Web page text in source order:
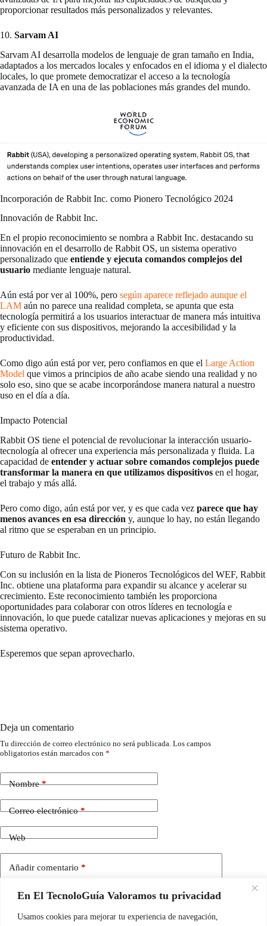
En El TecnoloGuía Valoramos tu privacidad
Usamos cookies para mejorar tu experiencia de navegación,
proporcionar resultados más personalizados y relevantes.
10. Sarvam AI
Sarvam AI desarrolla modelos de lenguaje de gran tamaño en India,
adaptados a los mercados locales y enfocados en el idioma y el dialecto
locales, lo que promete democratizar el acceso a la tecnología
avanzada de IA en una de las poblaciones más grandes del mundo.
Incorporación de Rabbit Inc. como Pionero Tecnológico 2024
Innovación de Rabbit Inc.
En el propio reconocimiento se nombra a Rabbit Inc. destacando su
innovación en el desarrollo de Rabbit OS, un sistema operativo
personalizado que entiende y ejecuta comandos complejos del
usuario mediante lenguaje natural.
Aún está por ver al 100%, pero según aparece reflejado aunque el
LAM aún no parece una realidad completa, se apunta que esta
tecnología permitirá a los usuarios interactuar de manera más intuitiva
y eficiente con sus dispositivos, mejorando la accesibilidad y la
productividad.
Como digo aún está por ver, pero confiamos en que el Large Action
Model que vimos a principios de año acabe siendo una realidad y no
solo eso, sino que se acabe incorporándose manera natural a nuestro
uso en el día a día.
Impacto Potencial
Rabbit OS tiene el potencial de revolucionar la interacción usuario-
tecnología al ofrecer una experiencia más personalizada y fluida. La
capacidad de entender y actuar sobre comandos complejos puede
transformar la manera en que utilizamos dispositivos en el hogar,
el trabajo y más allá.
Pero como digo, aún está por ver, y es que cada vez parece que hay
menos avances en esa dirección y, aunque lo hay, no están llegando
al ritmo que se esperaban en un principio.
Futuro de Rabbit Inc.
Con su inclusión en la lista de Pioneros Tecnológicos del WEF, Rabbit
Inc. obtiene una plataforma para expandir su alcance y acelerar su
crecimiento. Este reconocimiento también les proporciona
oportunidades para colaborar con otros líderes en tecnología e
innovación, lo que puede catalizar nuevas aplicaciones y mejoras en su
sistema operativo.
Esperemos que sepan aprovecharlo.
Deja un comentario
Tu dirección de correo electrónico no será publicada. Los campos
obligatorios están marcados con *
Nombre*
Correo electrónico*
Web
Añadir comentario *